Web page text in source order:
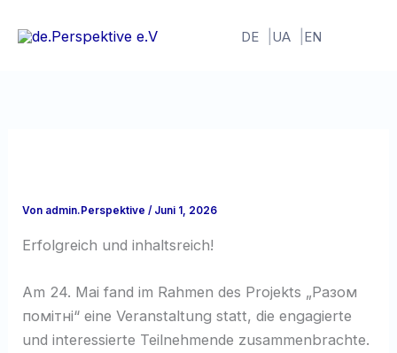
Inhalt
DE UA EN
Von admin.Perspektive/ Juni 1, 2026
Erfolgreich und inhaltsreich!
Am 24. Mai fand im Rahmen des Projekts „Разом
помітні“ eine Veranstaltung statt, die engagierte
und interessierte Teilnehmende zusammenbrachte.